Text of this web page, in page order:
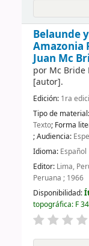
Belaunde
Amazonia
Juan Mc
por Mc Bride
[autor].
Edición: 1ra
Tipo de material:
Texto; Forma
; Audiencia:
Idioma: Español
Editor: Lima,
Peruana ; 1966
Disponibilidad:
topográfica: F